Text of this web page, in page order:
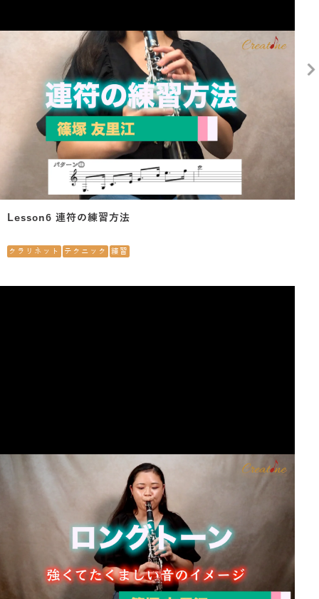
Lesson6 連符の練習方法
クラリネット テクニック 練習